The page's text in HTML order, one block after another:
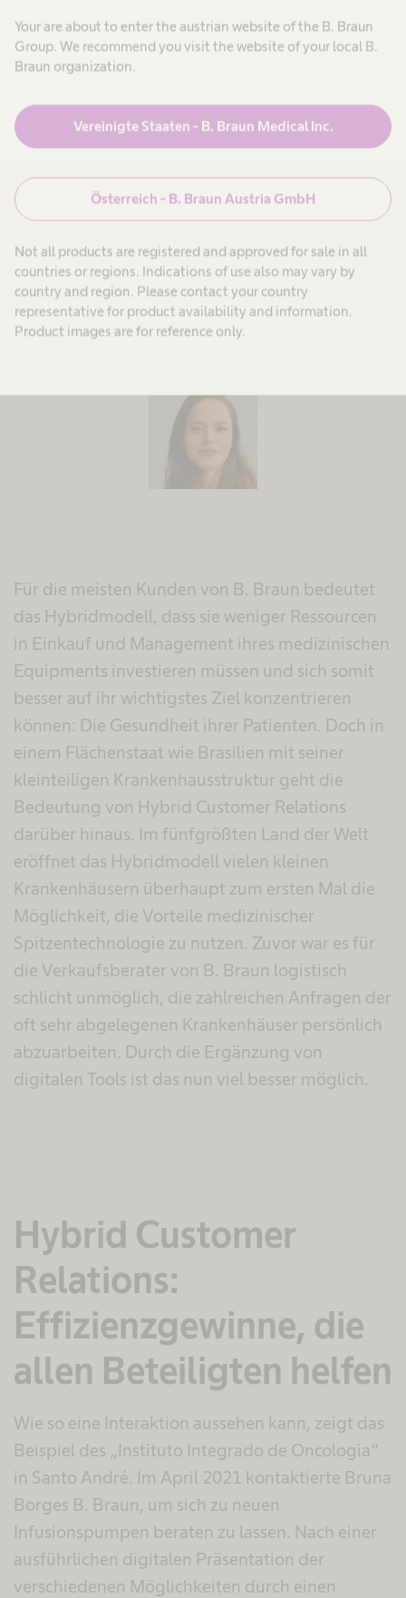
Your are about to enter the austrian website of the B. Braun
Group. We recommend you visit the website of your local B.
Braun organization.
Vereinigte Staaten - B. Braun Medical Inc.
Österreich - B. Braun Austria GmbH
Not all products are registered and approved for sale in all
countries or regions. Indications of use also may vary by
country and region. Please contact your country
representative for product availability and information.
Product images are for reference only.
“Obwohl wir kein großes
Krankenhaus sind, gibt uns
B. Braun das Gefühl, ein
wichtigerKunde zu sein –
das lässt sich nicht über
viele Anbieter sagen.”
Für die meisten Kunden von B. Braun bedeutet
das Hybridmodell, dass sie weniger Ressourcen
in Einkauf und Management ihres medizinischen
Equipments investieren müssen und sich somit
besser auf ihr wichtigstes Ziel konzentrieren
können: Die Gesundheit ihrer Patienten. Doch in
einem Flächenstaat wie Brasilien mit seiner
kleinteiligen Krankenhausstruktur geht die
Bedeutung von Hybrid Customer Relations
darüber hinaus. Im fünfgrößten Land der Welt
eröffnet das Hybridmodell vielen kleinen
Krankenhäusern überhaupt zum ersten Mal die
Möglichkeit, die Vorteile medizinischer
Spitzentechnologie zu nutzen. Zuvor war es für
die Verkaufsberater von B. Braun logistisch
schlicht unmöglich, die zahlreichen Anfragen der
oft sehr abgelegenen Krankenhäuser persönlich
abzuarbeiten. Durch die Ergänzung von
digitalen Tools ist das nun viel besser möglich.
Hybrid Customer
Relations:
Effizienzgewinne, die
allen Beteiligten helfen
Wie so eine Interaktion aussehen kann, zeigt das
Beispiel des „Instituto Integrado de Oncologia“
in Santo André. Im April 2021 kontaktierte Bruna
Borges B. Braun, um sich zu neuen
Infusionspumpen beraten zu lassen. Nach einer
ausführlichen digitalen Präsentation der
verschiedenen Möglichkeiten durch einen